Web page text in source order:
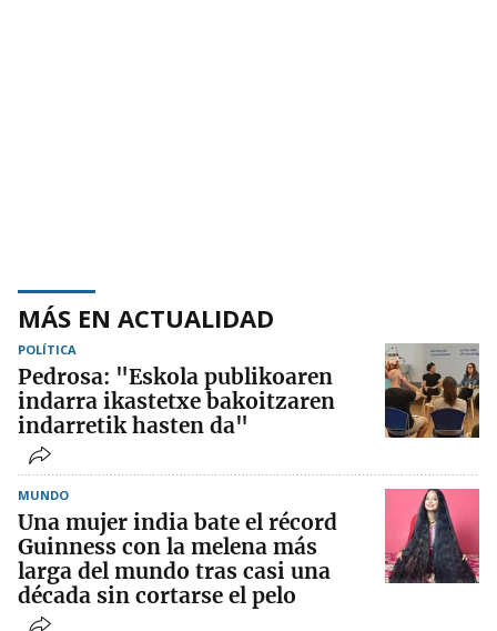
MÁS EN ACTUALIDAD
POLÍTICA
Pedrosa: "Eskola publikoaren
indarra ikastetxe bakoitzaren
indarretik hasten da"
MUNDO
Una mujer india bate el récord
Guinness con la melena más
larga del mundo tras casi una
década sin cortarse el pelo